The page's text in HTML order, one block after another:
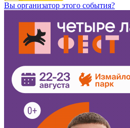
Вы организатор этого события?